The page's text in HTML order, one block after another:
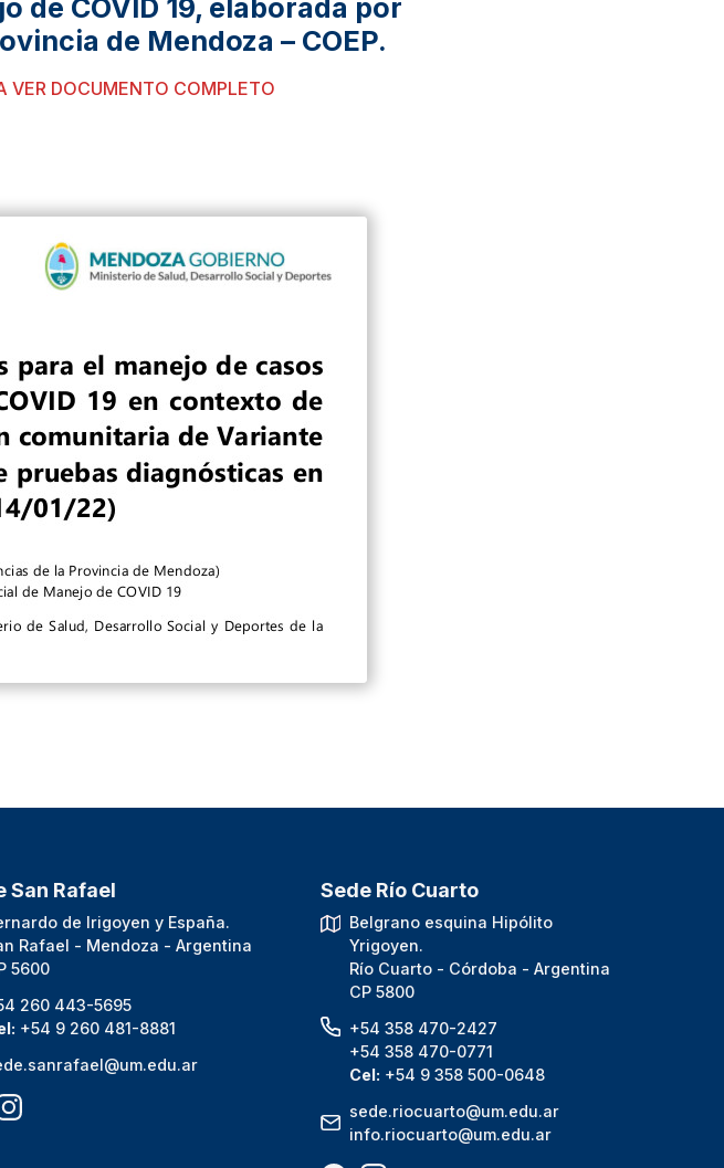
de COVID 19, elaborada por
de Mendoza – COEP.
VER DOCUMENTO COMPLETO
San Rafael
de Irigoyen y España.
Rafael - Mendoza - Argentina
5600
260 443-5695
+54 9 260 481-8881
Sede Río Cuarto
Belgrano esquina Hipólito
Yrigoyen.
Río Cuarto - Córdoba - Argentina
CP 5800
+54 358 470-2427
+54 358 470-0771
Cel: +54 9 358 500-0648
sede.riocuarto@um.edu.ar
info.riocuarto@um.edu.ar